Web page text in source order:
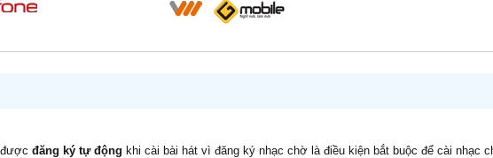
đăng ký tự động khi cài bài hát vì đăng ký nhạc chờ là điều kiện bắt buộc để cài nhạc